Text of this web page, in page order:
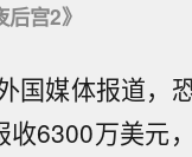
后宫2》
媒体报道，
收6300万美元